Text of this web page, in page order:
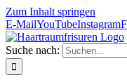
Zum Inhalt springen
E-MailYouTubeInstagram
Suche nach: